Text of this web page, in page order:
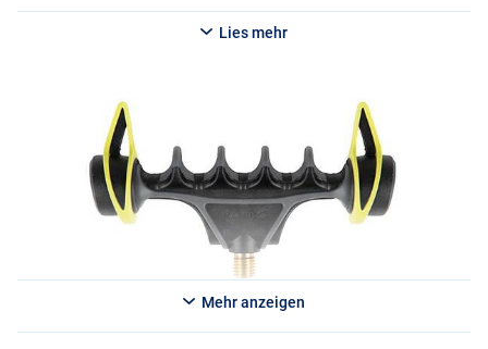
Lies mehr
Mehr anzeigen